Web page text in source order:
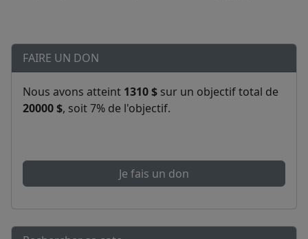
FAIRE UN DON
Nous avons atteint 1310 $ sur un objectif total de
20000 $, soit 7% de l'objectif.
Je fais un don